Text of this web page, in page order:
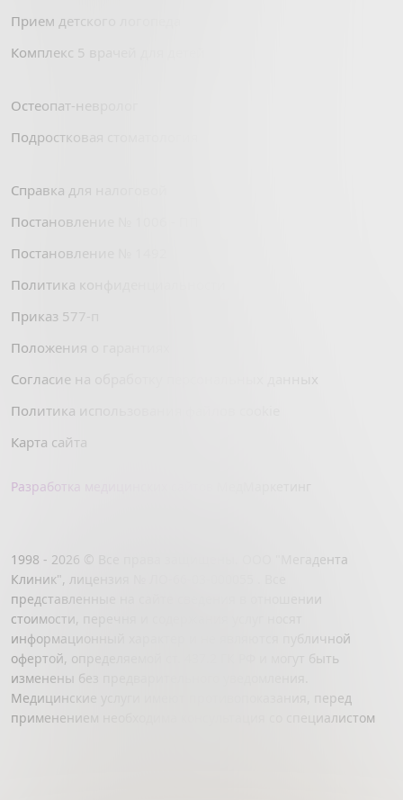
Прием детского логопеда
Комплекс 5 врачей для детей
Остеопат-невролог
Подростковая стоматология
Справка для налоговой
Постановление № 1006 - ПП
Постановление № 1492
Политика конфиденциальности
Приказ 577-п
Положения о гарантиях
Согласие на обработку персональных данных
Политика использования файлов cookie
Карта сайта
Разработка медицинских сайтов
1998 - 2026 © Все права защищены. ООО "Мегадента
Клиник", лицензия № ЛО-66-03-000055 . Все
представленные на сайте сведения в отношении
стоимости, перечня и содержания услуг носят
информационный характер и не являются публичной
офертой, определяемой ст. 437.2 ГК РФ и могут быть
изменены без предварительного уведомления.
Медицинские услуги имеют противопоказания, перед
применением необходима консультация со специалистом